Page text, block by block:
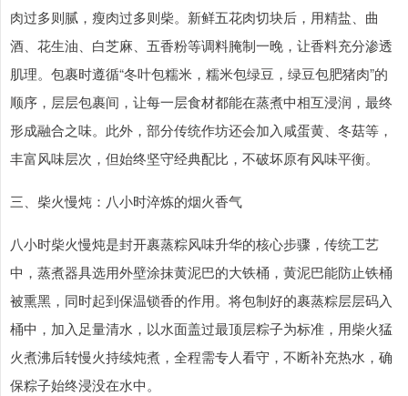
肉过多则腻，瘦肉过多则柴。新鲜五花肉切块后，用精盐、曲
酒、花生油、白芝麻、五香粉等调料腌制一晚，让香料充分渗透
肌理。包裹时遵循“冬叶包糯米，糯米包绿豆，绿豆包肥猪肉”的
顺序，层层包裹间，让每一层食材都能在蒸煮中相互浸润，最终
形成融合之味。此外，部分传统作坊还会加入咸蛋黄、冬菇等，
丰富风味层次，但始终坚守经典配比，不破坏原有风味平衡。
三、柴火慢炖：八小时淬炼的烟火香气
八小时柴火慢炖是封开裹蒸粽风味升华的核心步骤，传统工艺
中，蒸煮器具选用外壁涂抹黄泥巴的大铁桶，黄泥巴能防止铁桶
被熏黑，同时起到保温锁香的作用。将包制好的裹蒸粽层层码入
桶中，加入足量清水，以水面盖过最顶层粽子为标准，用柴火猛
火煮沸后转慢火持续炖煮，全程需专人看守，不断补充热水，确
保粽子始终浸没在水中。